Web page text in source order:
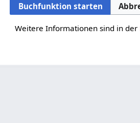
Buchfunktion starten
Weitere Informationen sind in der